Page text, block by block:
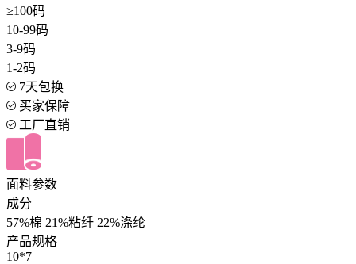
≥100码
10-99码
3-9码
1-2码
7天包换
买家保障
工厂直销
面料参数
成分
57%棉 21%粘纤 22%涤纶
产品规格
10*7